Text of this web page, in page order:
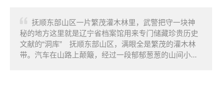
抚顺东部山区一片繁茂灌木林里，武警把守一块神
秘的地方这里就是辽宁省档案馆用来专门储藏珍贵历史
文献的“洞库” 抚顺东部山区，满眼全是繁茂的灌木林
带。汽车在山路上颠簸，经过一段郁郁葱葱的山间小...